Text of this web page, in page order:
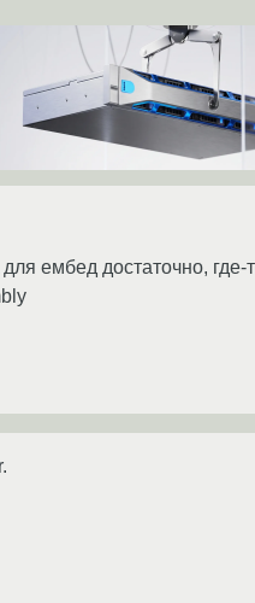
ембед достаточно, где-